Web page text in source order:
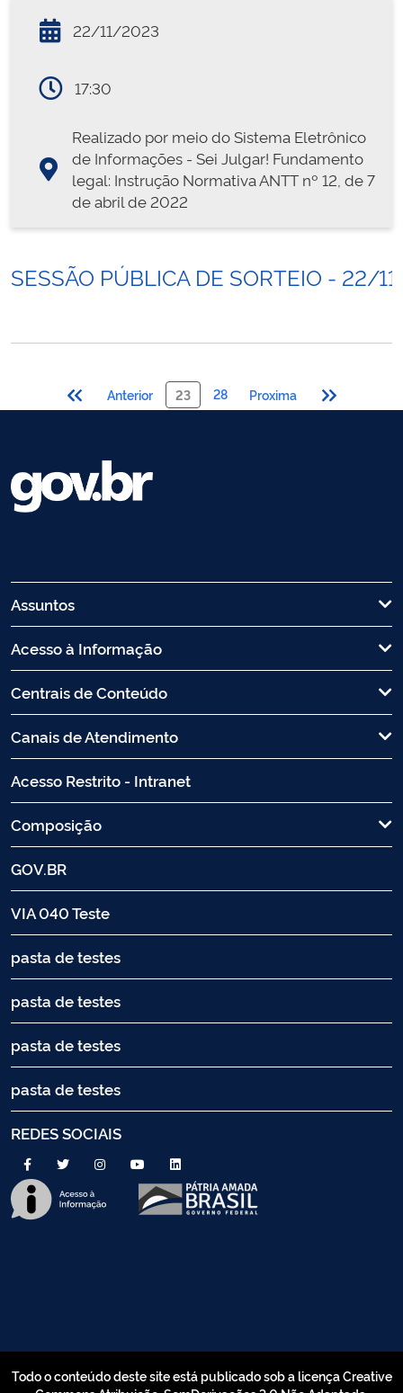
22/11/2023
17:30
Realizado por meio do Sistema Eletrônico
de Informações - Sei Julgar! Fundamento
legal: Instrução Normativa ANTT nº 12, de 7
de abril de 2022
SESSÃO PÚBLICA DE SORTEIO - 22/
Anterior 23 28 Proxima
Assuntos
Acesso à Informação
Centrais de Conteúdo
Canais de Atendimento
Acesso Restrito - Intranet
Composição
GOV.BR
VIA 040 Teste
pasta de testes
pasta de testes
pasta de testes
pasta de testes
REDES SOCIAIS
Todo o conteúdo deste site está publicado sob a licença Creative